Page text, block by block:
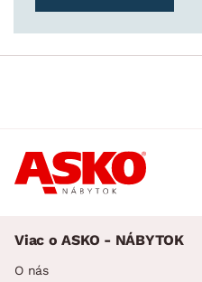
Viac o ASKO - NÁBYTOK
O nás